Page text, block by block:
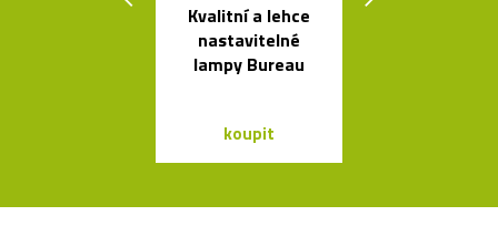
Kvalitní a lehce
nastavitelné
lampy Bureau
koupit